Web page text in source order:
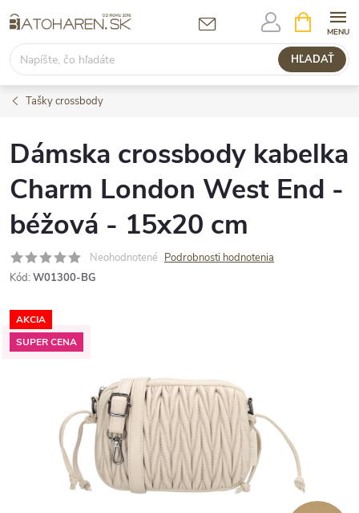
na
obsah
HĽADAŤ
KOŠÍK
Tašky crossbody
Dámska crossbody kabelka
Charm London West End -
béžová - 15x20 cm
Neohodnotené Podrobnosti hodnotenia
Kód: W01300-BG
AKCIA
SUPER CENA